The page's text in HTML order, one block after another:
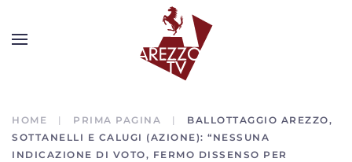
HOME PRIMA PAGINA
BALLOTTAGGIO AREZZO,
SOTTANELLI E CALUGI (AZIONE): “NESSUNA
INDICAZIONE DI VOTO, FERMO DISSENSO PER